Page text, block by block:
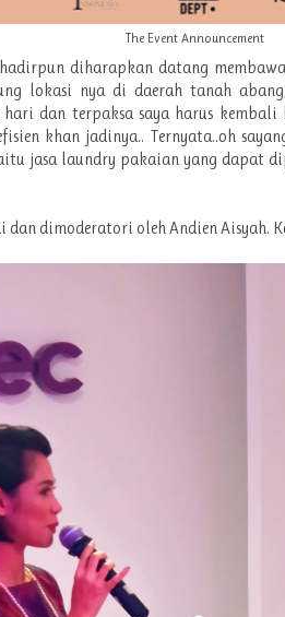
The Event Announcement
diharapkan datang
lokasi nya di daerah tanah
dan terpaksa saya harus
khan jadinya.. Ternyata..oh
jasa laundry pakaian yang dapat
dimoderatori oleh Andien Aisyah.